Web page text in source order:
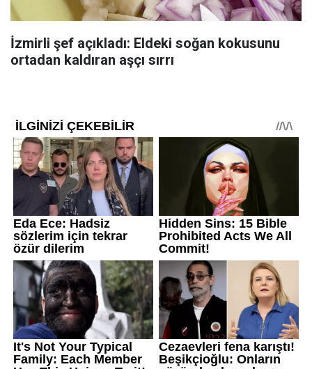
İzmirli şef açıkladı: Eldeki soğan kokusunu
ortadan kaldıran aşçı sırrı